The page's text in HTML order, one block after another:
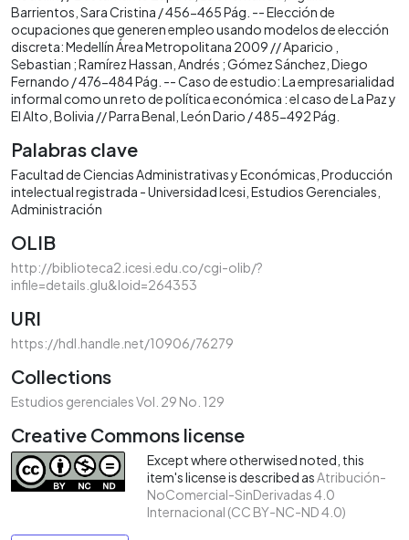
Barrientos, Sara Cristina / 456-465 Pág. -- Elección de
ocupaciones que generen empleo usando modelos de elección
discreta: Medellín Área Metropolitana 2009 // Aparicio ,
Sebastian ; Ramírez Hassan, Andrés ; Gómez Sánchez, Diego
Fernando / 476-484 Pág. -- Caso de estudio: La empresarialidad
informal como un reto de política económica : el caso de La Paz y
El Alto, Bolivia // Parra Benal, León Dario / 485-492 Pág.
Palabras clave
Facultad de Ciencias Administrativas y Económicas Producción
intelectual registrada - Universidad Icesi Estudios Gerenciales
Administración
OLIB
http://biblioteca2.icesi.edu.co/cgi-olib/?
infile=details.glu&loid=264353
URI
https://hdl.handle.net/10906/76279
Collections
Estudios gerenciales Vol. 29 No. 129
Creative Commons license
Except where otherwised noted, this
item's license is described asAtribución-
NoComercial-SinDerivadas 4.0
Internacional (CC BY-NC-ND 4.0)